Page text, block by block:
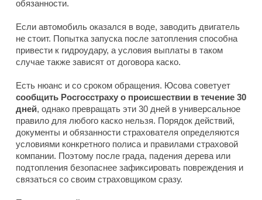
обязанности.
Если автомобиль оказался в воде, заводить двигатель
не стоит. Попытка запуска после затопления способна
привести к гидроудару, а условия выплаты в таком
случае также зависят от договора каско.
Есть нюанс и со сроком обращения. Юсова советует
сообщить Росгосстраху о происшествии в течение 30
дней, однако превращать эти 30 дней в универсальное
правило для любого каско нельзя. Порядок действий,
документы и обязанности страхователя определяются
условиями конкретного полиса и правилами страховой
компании. Поэтому после града, падения дерева или
подтопления безопаснее зафиксировать повреждения и
связаться со своим страховщиком сразу.